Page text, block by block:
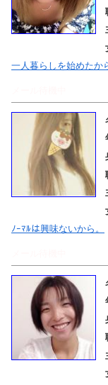
一人暮らしを始めたか
ﾉｰﾏﾙは興味ないから。